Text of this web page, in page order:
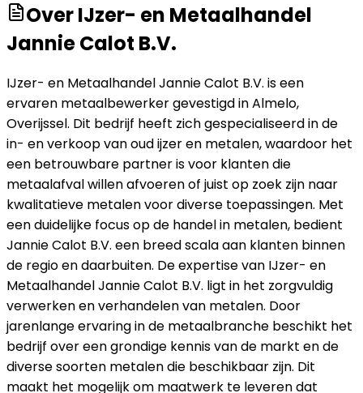
OverIJzer- en Metaalhandel
Jannie Calot B.V.
IJzer- en Metaalhandel Jannie Calot B.V. is een
ervaren metaalbewerker gevestigd in Almelo,
Overijssel. Dit bedrijf heeft zich gespecialiseerd in de
in- en verkoop van oud ijzer en metalen, waardoor het
een betrouwbare partner is voor klanten die
metaalafval willen afvoeren of juist op zoek zijn naar
kwalitatieve metalen voor diverse toepassingen. Met
een duidelijke focus op de handel in metalen, bedient
Jannie Calot B.V. een breed scala aan klanten binnen
de regio en daarbuiten. De expertise van IJzer- en
Metaalhandel Jannie Calot B.V. ligt in het zorgvuldig
verwerken en verhandelen van metalen. Door
jarenlange ervaring in de metaalbranche beschikt het
bedrijf over een grondige kennis van de markt en de
diverse soorten metalen die beschikbaar zijn. Dit
maakt het mogelijk om maatwerk te leveren dat